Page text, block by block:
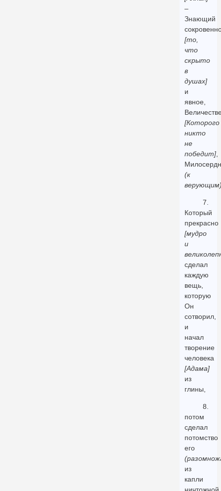
–
Знающий
[то,
что
скрыто
в
душах]
и
явное,
[Которого
никто
не
победит],
(к
7.
Который
прекрасно
[мудро
и
сделал
каждую
вещь,
которую
Он
сотворил,
и
начал
творение
человека
[Адама]
из
глины,
8.
потом
сделал
потомство
его
из
капли